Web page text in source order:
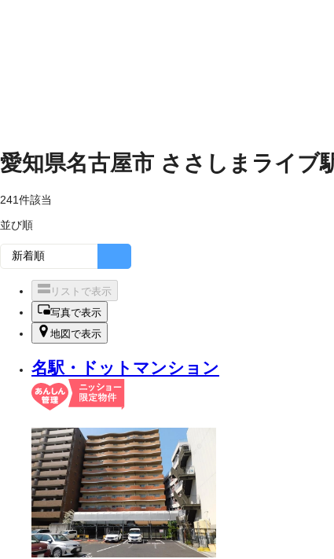
愛知県名古屋市 ささしまライブ
241件該当
並び順
リストで表示
写真で表示
地図で表示
名駅・ドットマンション